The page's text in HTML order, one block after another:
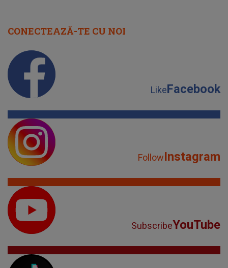
CONECTEAZĂ-TE CU NOI
LikeFacebook
FollowInstagram
SubscribeYouTube